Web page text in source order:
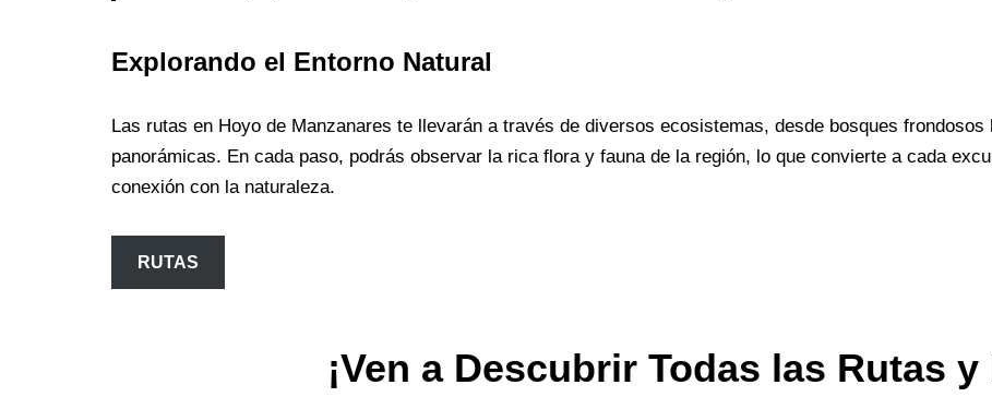
Explorando el Entorno Natural
Las rutas en Hoyo de Manzanares te llevarán a través de diversos ecosistemas, desde bosques
panorámicas. En cada paso, podrás observar la rica flora y fauna de la región, lo que convierte a cada
conexión con la naturaleza.
RUTAS
¡Ven a Descubrir Todas las Rutas y